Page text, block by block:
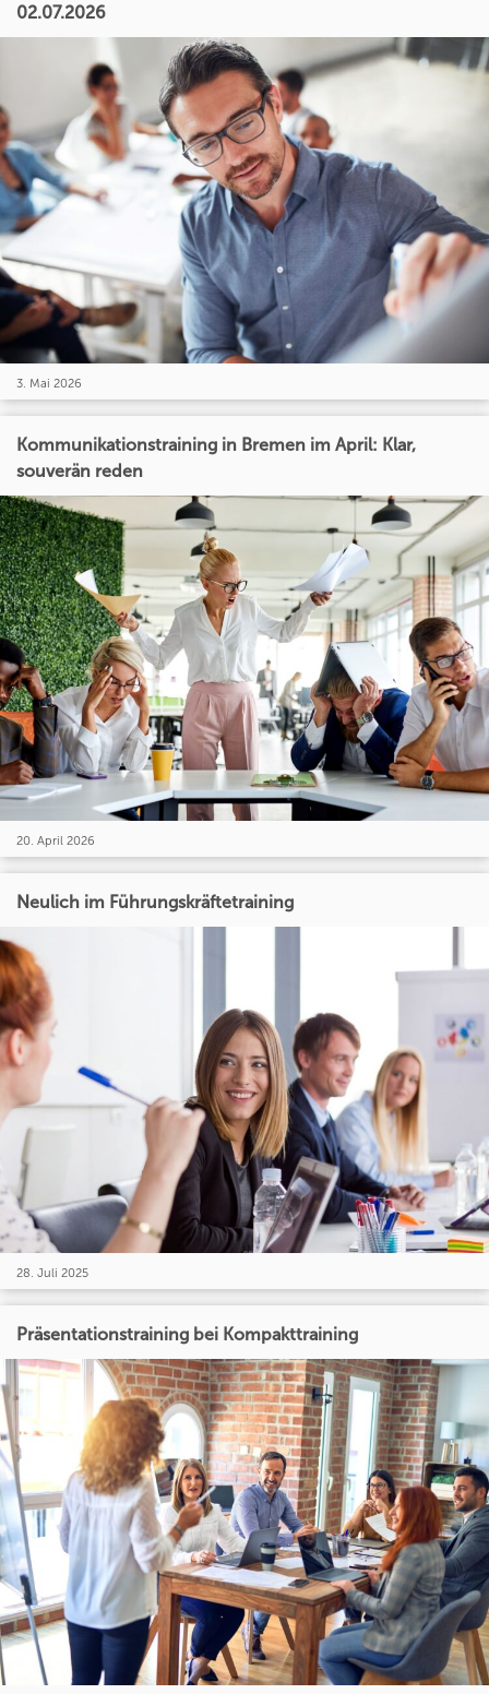
02.07.2026
3. Mai 2026
Kommunikationstraining in Bremen im April: Klar,
souverän reden
20. April 2026
Neulich im Führungskräftetraining
28. Juli 2025
Präsentationstraining bei Kompakttraining